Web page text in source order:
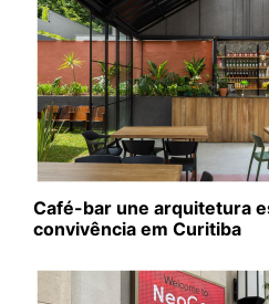
Café-bar une arquitetura
convivência em Curitiba